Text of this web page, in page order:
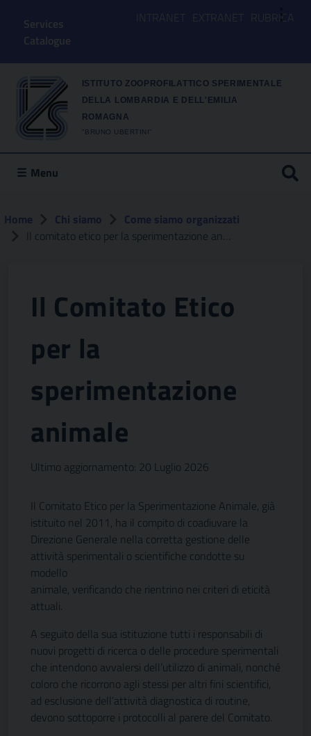
⋮
Services
Catalogue
INTRANET EXTRANET RUBRICA
ISTITUTO ZOOPROFILATTICO SPERIMENTALE
DELLA LOMBARDIA E DELL'EMILIA
ROMAGNA
"BRUNO UBERTINI"
Menu
Home Chi siamo
Come siamo organizzati
Il comitato etico per la sperimentazione animale
Il Comitato Etico
per la
sperimentazione
animale
Ultimo aggiornamento: 20 Luglio 2026
Il Comitato Etico per la Sperimentazione Animale, già
istituito nel 2011, ha il compito di coadiuvare la
Direzione Generale nella corretta gestione delle
attività sperimentali o scientifiche condotte su
modello
animale, verificando che rientrino nei criteri di eticità
attuali.
A seguito della sua istituzione tutti i responsabili di
nuovi progetti di ricerca o delle procedure sperimentali
che intendono avvalersi dell’utilizzo di animali, nonché
coloro che ricorrono agli stessi per altri fini scientifici,
ad esclusione dell’attività diagnostica di routine,
devono sottoporre i protocolli al parere del Comitato.